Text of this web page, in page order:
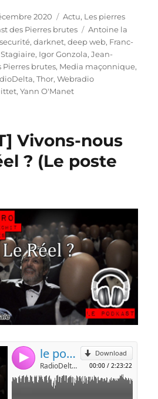
2020 Catégories
Actu, Les pierres
des Pierres brutes Étiquettes
Antoine la
,darknet,deep web, Franc-
, Igor Gonzola,Jean-
Pierres brutes, Media maçonnique,
,Thor,Webradio
,Yann O'Manet
Vivons-nous
? (Le poste